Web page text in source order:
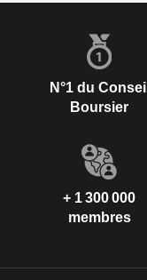
N°1 du Conseil
Boursier
+ 1 300 000
membres